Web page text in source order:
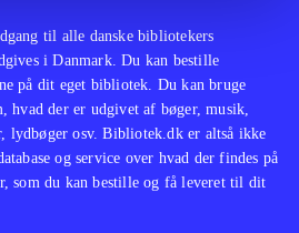
til alle danske bibliotekers
i Danmark. Du kan bestille
på dit eget bibliotek. Du kan bruge
hvad der er udgivet af bøger, musik,
lydbøger osv. Bibliotek.dk er altså ikke
og service over hvad der findes på
som du kan bestille og få leveret til dit